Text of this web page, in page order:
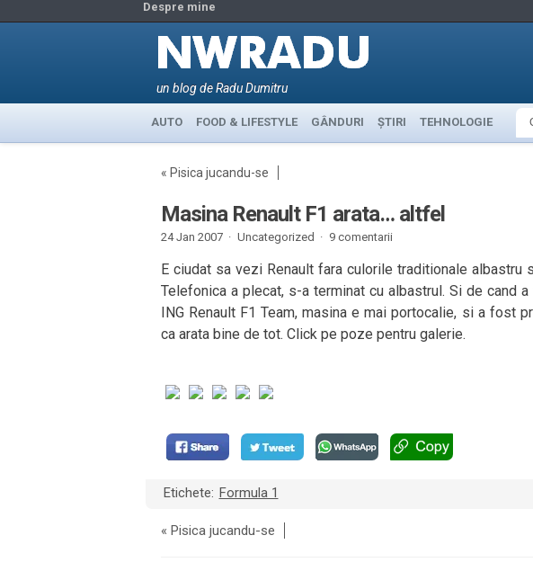
Despre mine
un blog de Radu Dumitru
AUTO FOOD & LIFESTYLE GÂNDURI ȘTIRI TEHNOLOGIE
« Pisica jucandu-se
Masina Renault F1 arata… altfel
24 Jan 2007 · Uncategorized · 9 comentarii
E ciudat sa vezi Renault fara culorile traditionale albastru
Telefonica a plecat, s-a terminat cu albastrul. Si de cand
ING Renault F1 Team, masina e mai portocalie, si a fost
ca arata bine de tot. Click pe poze pentru galerie.
Etichete: Formula 1
« Pisica jucandu-se